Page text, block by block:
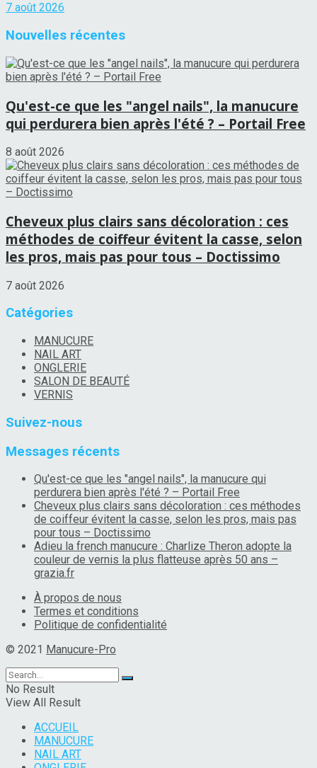
7 août 2026
Nouvelles récentes
Qu'est-ce que les "angel nails", la manucure
qui perdurera bien après l'été ? – Portail Free
8 août 2026
Cheveux plus clairs sans décoloration : ces
méthodes de coiffeur évitent la casse, selon
les pros, mais pas pour tous – Doctissimo
7 août 2026
Catégories
MANUCURE
NAIL ART
ONGLERIE
SALON DE BEAUTÉ
VERNIS
Suivez-nous
Messages récents
Qu'est-ce que les "angel nails", la manucure qui
perdurera bien après l'été ? – Portail Free
Cheveux plus clairs sans décoloration : ces méthodes
de coiffeur évitent la casse, selon les pros, mais pas
pour tous – Doctissimo
Adieu la french manucure : Charlize Theron adopte la
couleur de vernis la plus flatteuse après 50 ans –
grazia.fr
À propos de nous
Termes et conditions
Politique de confidentialité
© 2021 Manucure-Pro
No Result
View All Result
ACCUEIL
MANUCURE
NAIL ART